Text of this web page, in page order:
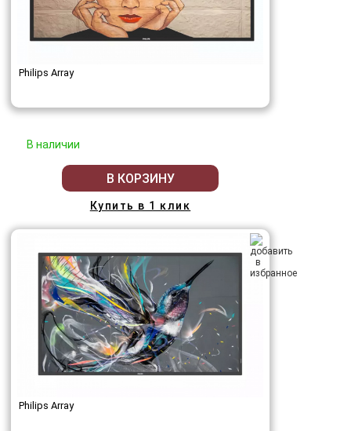
Philips Array
В наличии
В КОРЗИНУ
Купить в 1 клик
Philips Array